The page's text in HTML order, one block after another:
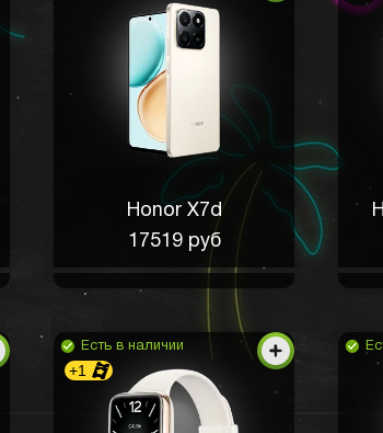
Honor X7d
17519 руб
Есть в наличии
+1